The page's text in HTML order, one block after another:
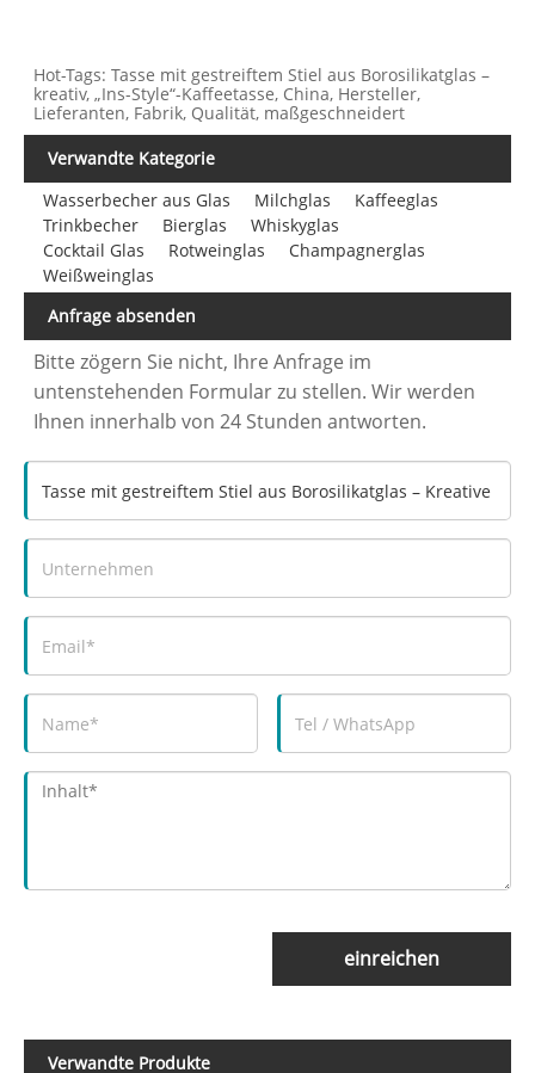
Hot-Tags: Tasse mit gestreiftem Stiel aus Borosilikatglas –
kreativ, „Ins-Style“-Kaffeetasse, China, Hersteller,
Lieferanten, Fabrik, Qualität, maßgeschneidert
Verwandte Kategorie
Wasserbecher aus Glas
Milchglas
Kaffeeglas
Trinkbecher
Bierglas
Whiskyglas
Cocktail Glas
Rotweinglas
Champagnerglas
Weißweinglas
Anfrage absenden
Bitte zögern Sie nicht, Ihre Anfrage im
untenstehenden Formular zu stellen. Wir werden
Ihnen innerhalb von 24 Stunden antworten.
einreichen
Verwandte Produkte